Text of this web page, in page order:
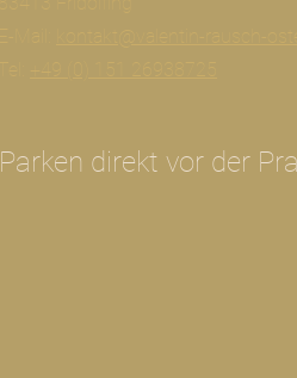
Parken direkt vor der